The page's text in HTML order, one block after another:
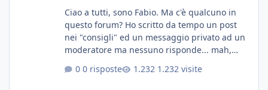
Ciao a tutti, sono Fabio. Ma c'è qualcuno in
questo forum? Ho scritto da tempo un post
nei "consigli" ed un messaggio privato ad un
moderatore ma nessuno risponde... mah,
0 risposte 1.232 visite